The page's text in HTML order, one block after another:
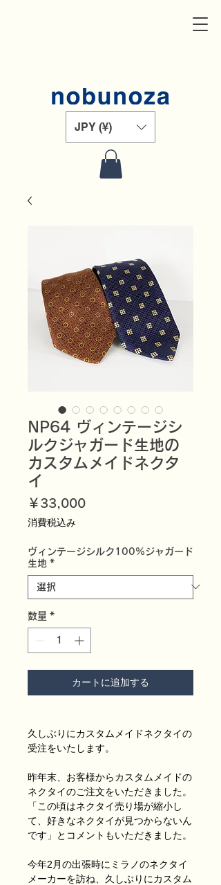
JPY (¥)
NP64 ヴィンテージシ
ルクジャガード生地の
カスタムメイドネクタ
イ
￥33,000価
消費税込み
ヴィンテージシルク100%ジャガード
生地 *
数量 *
カートに追加する
久しぶりにカスタムメイドネクタイの
受注をいたします。
昨年末、お客様からカスタムメイドの
ネクタイのご注文をいただきました。
「この頃はネクタイ売り場が縮小し
て、好きなネクタイが見つからないん
です」とコメントもいただきました。
今年2月の出張時にミラノのネクタイ
メーカーを訪ね、久しぶりにカスタム